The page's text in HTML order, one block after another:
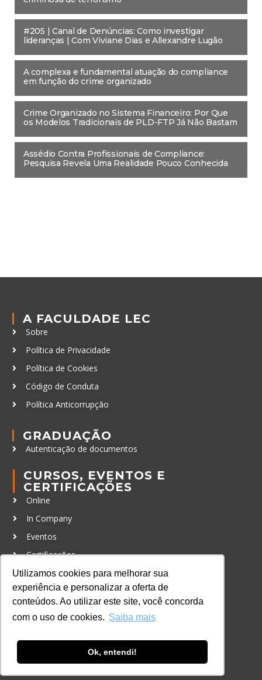
Utilizamos cookies para melhorar sua
experiência e personalizar a oferta de
conteúdos. Ao utilizar este site, você concorda
com o uso de cookies. Saiba mais
Ok, entendi!
#205 | Canal de Denúncias: Como investigar
lideranças | Com Viviane Dias e Allexandre Lugão
A complexa e fundamental atuação do compliance
em função do crime organizado
Crime Organizado no Sistema Financeiro: Por Que
os Modelos Tradicionais de PLD-FTP Já Não Bastam
Assédio Contra Profissionais de Compliance:
Pesquisa Revela Uma Realidade Pouco Conhecida
A FACULDADE LEC
Sobre
Política de Privacidade
Política de Cookies
Código de Conduta
Política Anticorrupção
GRADUAÇÃO
Autenticação de documentos
CURSOS, EVENTOS E
CERTIFICAÇÕES
Online
In Company
Eventos
Certificações
CONTATO
+55 11 3259-2837
+55 11 98924-8322